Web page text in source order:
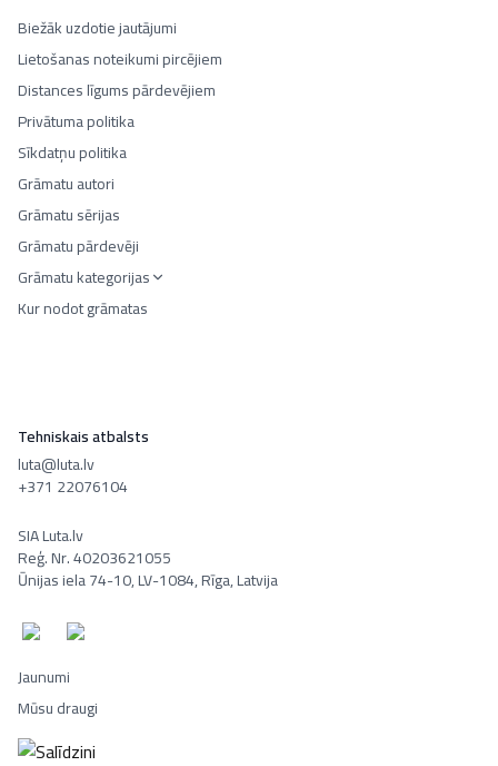
Biežāk uzdotie jautājumi
Lietošanas noteikumi pircējiem
Distances līgums pārdevējiem
Privātuma politika
Sīkdatņu politika
Grāmatu autori
Grāmatu sērijas
Grāmatu pārdevēji
Grāmatu kategorijas
Kur nodot grāmatas
Tehniskais atbalsts
luta@luta.lv
+371 22076104
SIA Luta.lv
Reģ. Nr. 40203621055
Ūnijas iela 74-10, LV-1084, Rīga, Latvija
Jaunumi
Mūsu draugi